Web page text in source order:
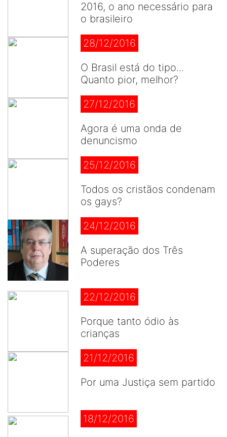
2016, o ano necessário para
o brasileiro
28/12/2016
O Brasil está do tipo...
Quanto pior, melhor?
27/12/2016
Agora é uma onda de
denuncismo
25/12/2016
Todos os cristãos condenam
os gays?
24/12/2016
A superação dos Três
Poderes
22/12/2016
Porque tanto ódio às
crianças
21/12/2016
Por uma Justiça sem partido
18/12/2016